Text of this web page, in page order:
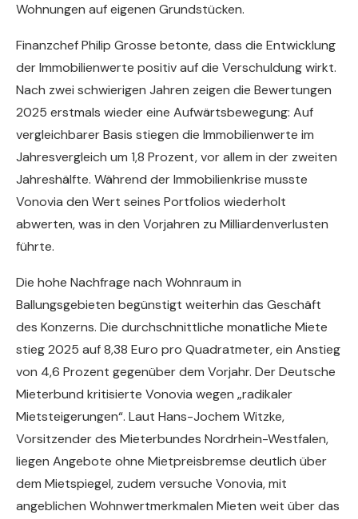
Wohnungen auf eigenen Grundstücken.
Finanzchef Philip Grosse betonte, dass die Entwicklung
der Immobilienwerte positiv auf die Verschuldung wirkt.
Nach zwei schwierigen Jahren zeigen die Bewertungen
2025 erstmals wieder eine Aufwärtsbewegung: Auf
vergleichbarer Basis stiegen die Immobilienwerte im
Jahresvergleich um 1,8 Prozent, vor allem in der zweiten
Jahreshälfte. Während der Immobilienkrise musste
Vonovia den Wert seines Portfolios wiederholt
abwerten, was in den Vorjahren zu Milliardenverlusten
führte.
Die hohe Nachfrage nach Wohnraum in
Ballungsgebieten begünstigt weiterhin das Geschäft
des Konzerns. Die durchschnittliche monatliche Miete
stieg 2025 auf 8,38 Euro pro Quadratmeter, ein Anstieg
von 4,6 Prozent gegenüber dem Vorjahr. Der Deutsche
Mieterbund kritisierte Vonovia wegen „radikaler
Mietsteigerungen“. Laut Hans-Jochem Witzke,
Vorsitzender des Mieterbundes Nordrhein-Westfalen,
liegen Angebote ohne Mietpreisbremse deutlich über
dem Mietspiegel, zudem versuche Vonovia, mit
angeblichen Wohnwertmerkmalen Mieten weit über das